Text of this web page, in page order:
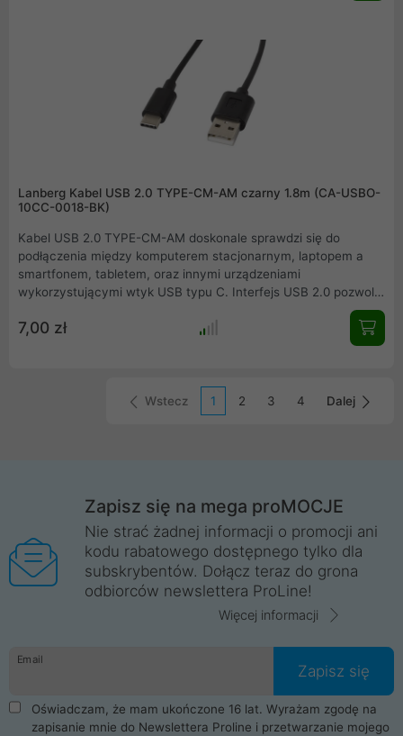
Lanberg Kabel USB 2.0 TYPE-CM-AM czarny 1.8m (CA-USBO-
10CC-0018-BK)
Kabel USB 2.0 TYPE-CM-AM doskonale sprawdzi się do
podłączenia między komputerem stacjonarnym, laptopem a
smartfonem, tabletem, oraz innymi urządzeniami
wykorzystującymi wtyk USB typu C. Interfejs USB 2.0 pozwoli
na uzyskanie transferów na poziomie do 480 Mbps. Przewód
zapewnia szybki, stabilny i nieprzerwany sygnał. Przewód
7,00 zł
Wstecz 1 2 3 4 Dalej
Zapisz się na mega proMOCJE
Nie strać żadnej informacji o promocji ani
kodu rabatowego dostępnego tylko dla
subskrybentów. Dołącz teraz do grona
odbiorców newslettera ProLine!
Więcej informacji
Email
Zapisz się
Oświadczam, że mam ukończone 16 lat. Wyrażam zgodę na
zapisanie mnie do Newslettera Proline i przetwarzanie mojego